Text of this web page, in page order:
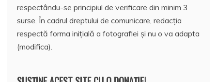
respectându-se principiul de verificare din minim 3
surse. În cadrul dreptului de comunicare, redacția
respectă forma inițială a fotografiei și nu o va adapta
(modifica).